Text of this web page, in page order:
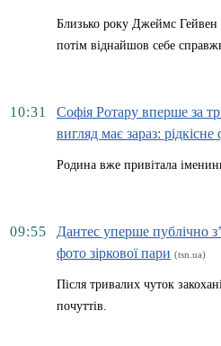
Близько року Джеймс
потім віднайшов себе
10:31
Софія Ротару вперше за
вигляд має зараз: рідкісне
Родина вже привітала
09:55
Дантес уперше публічно
фото зіркової пари (tsn.ua)
Після тривалих чуток
почуттів.